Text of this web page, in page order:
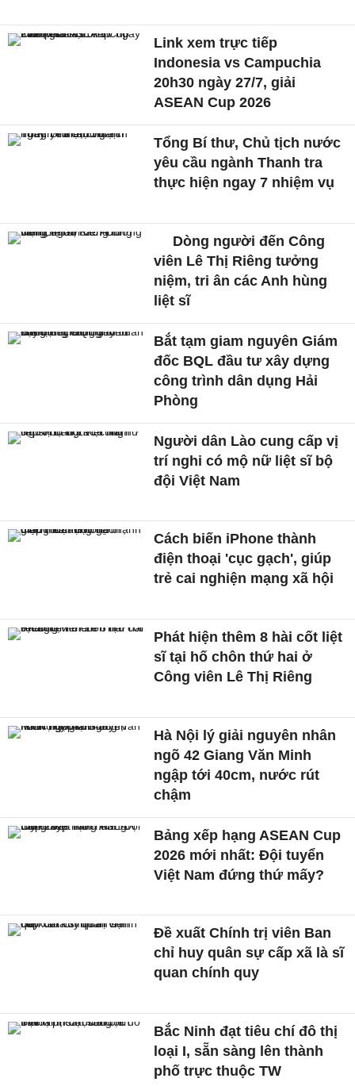
Link xem trực tiếp
Indonesia vs Campuchia
20h30 ngày 27/7, giải
ASEAN Cup 2026
Tổng Bí thư, Chủ tịch nước
yêu cầu ngành Thanh tra
thực hiện ngay 7 nhiệm vụ
Dòng người đến Công
viên Lê Thị Riêng tưởng
niệm, tri ân các Anh hùng
liệt sĩ
Bắt tạm giam nguyên Giám
đốc BQL đầu tư xây dựng
công trình dân dụng Hải
Phòng
Người dân Lào cung cấp vị
trí nghi có mộ nữ liệt sĩ bộ
đội Việt Nam
Cách biến iPhone thành
điện thoại 'cục gạch', giúp
trẻ cai nghiện mạng xã hội
Phát hiện thêm 8 hài cốt liệt
sĩ tại hố chôn thứ hai ở
Công viên Lê Thị Riêng
Hà Nội lý giải nguyên nhân
ngõ 42 Giang Văn Minh
ngập tới 40cm, nước rút
chậm
Bảng xếp hạng ASEAN Cup
2026 mới nhất: Đội tuyển
Việt Nam đứng thứ mấy?
Đề xuất Chính trị viên Ban
chỉ huy quân sự cấp xã là sĩ
quan chính quy
Bắc Ninh đạt tiêu chí đô thị
loại I, sẵn sàng lên thành
phố trực thuộc TW